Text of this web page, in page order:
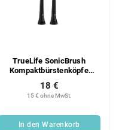
TrueLife SonicBrush
Kompaktbürstenköpfe
15 € ohne MwSt.
18 €
In den Warenkorb